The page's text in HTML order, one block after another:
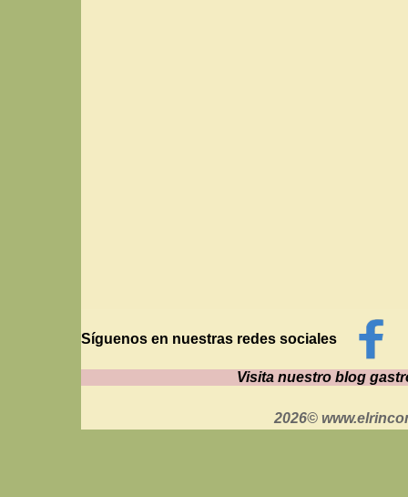
Síguenos en nuestras redes sociales
Visita nuestro blog
2026©